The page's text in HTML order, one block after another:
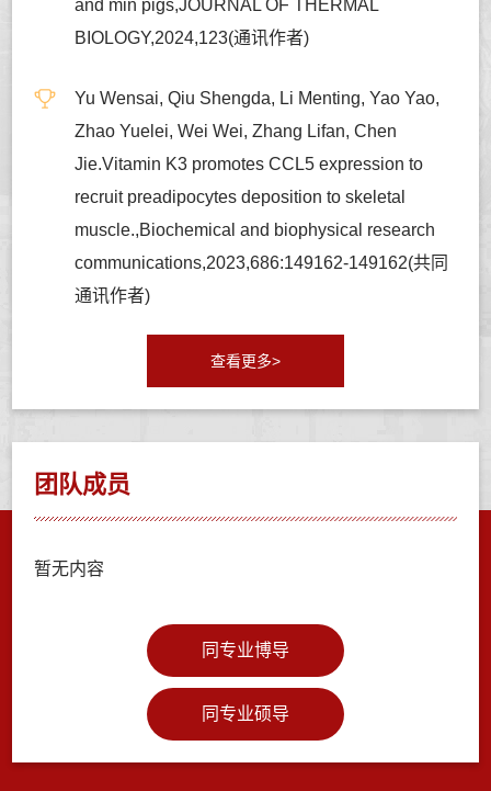
and min pigs,JOURNAL OF THERMAL
BIOLOGY,2024,123(通讯作者)
Yu Wensai, Qiu Shengda, Li Menting, Yao Yao,
Zhao Yuelei, Wei Wei, Zhang Lifan, Chen
Jie.Vitamin K3 promotes CCL5 expression to
recruit preadipocytes deposition to skeletal
muscle.,Biochemical and biophysical research
communications,2023,686:149162-149162(共同
通讯作者)
查看更多>
团队成员
暂无内容
同专业博导
同专业硕导